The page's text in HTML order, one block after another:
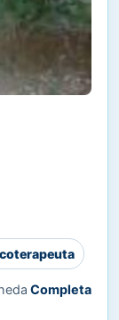
Completa